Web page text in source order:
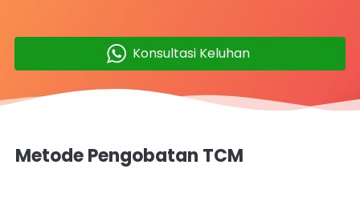
` Konsultasi Keluhan
Metode Pengobatan TCM